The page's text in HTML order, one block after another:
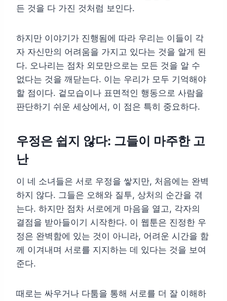
든 것을 다 가진 것처럼 보인다.
하지만 이야기가 진행됨에 따라 우리는 이들이 각
자 자신만의 어려움을 가지고 있다는 것을 알게 된
다. 오나리는 점차 외모만으로는 모든 것을 알 수
없다는 것을 깨닫는다. 이는 우리가 모두 기억해야
할 점이다. 겉모습이나 표면적인 행동으로 사람을
판단하기 쉬운 세상에서, 이 점은 특히 중요하다.
우정은 쉽지 않다: 그들이 마주한 고
난
이 네 소녀들은 서로 우정을 쌓지만, 처음에는 완벽
하지 않다. 그들은 오해와 질투, 상처의 순간을 겪
는다. 하지만 점차 서로에게 마음을 열고, 각자의
결점을 받아들이기 시작한다. 이 웹툰은 진정한 우
정은 완벽함에 있는 것이 아니라, 어려운 시간을 함
께 이겨내며 서로를 지지하는 데 있다는 것을 보여
준다.
때로는 싸우거나 다툼을 통해 서로를 더 잘 이해하